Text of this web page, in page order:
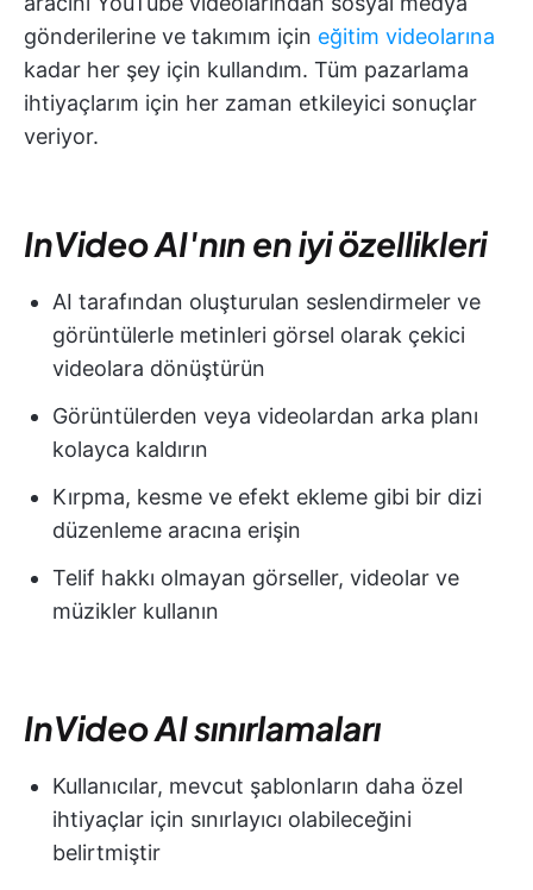
gönderilerine ve takımım için eğitim videolarına
kadar her şey için kullandım. Tüm pazarlama
ihtiyaçlarım için her zaman etkileyici sonuçlar
veriyor.
InVideo AI'nın en iyi özellikleri
AI tarafından oluşturulan seslendirmeler ve
görüntülerle metinleri görsel olarak çekici
videolara dönüştürün
Görüntülerden veya videolardan arka planı
kolayca kaldırın
Kırpma, kesme ve efekt ekleme gibi bir dizi
düzenleme aracına erişin
Telif hakkı olmayan görseller, videolar ve
müzikler kullanın
InVideo AI sınırlamaları
Kullanıcılar, mevcut şablonların daha özel
ihtiyaçlar için sınırlayıcı olabileceğini
belirtmiştir